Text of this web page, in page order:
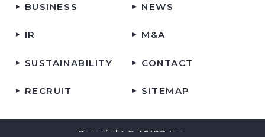
BUSINESS NEWS
IR M&A
SUSTAINABILITY CONTACT
RECRUIT SITEMAP
Copyright © ASIRO Inc.